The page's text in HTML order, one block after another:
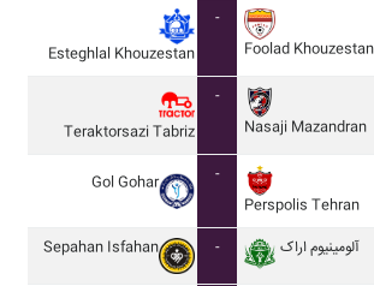
Esteghlal Khouzestan
-
Foolad Khouzestan
Teraktorsazi Tabriz
-
Nasaji Mazandran
Gol Gohar
-
Perspolis Tehran
Sepahan Isfahan - آلومينيوم اراک